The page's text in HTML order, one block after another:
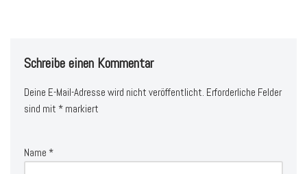
Schreibe einen Kommentar
Deine E-Mail-Adresse wird nicht veröffentlicht. Erforderliche Felder
sind mit * markiert
Name *